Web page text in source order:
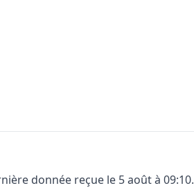
donnée reçue le 5 août à 09:10.